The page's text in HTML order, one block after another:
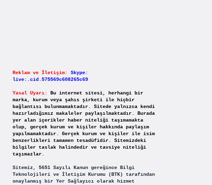
Reklam ve İletişim:
Skype:
live:.cid.575569c608265c69
Yasal Uyarı:
Bu internet sitesi, herhangi bir
marka, kurum veya şahıs şirketi ile hiçbir
bağlantısı bulunmamaktadır. Sitede yalnızca kendi
hazırladığımız makaleler paylaşılmaktadır. Burada
yer alan içerikler haber niteliği taşımamakta
olup, gerçek kurum ve kişiler hakkında paylaşım
yapılmamaktadır. Gerçek kurum ve kişiler ile isim
benzerlikleri tamamen tesadüfidir. Sitemizdeki
bilgiler taslak halindedir ve tavsiye niteliği
taşımazlar.
Sitemiz, 5651 Sayılı Kanun gereğince Bilgi
Teknolojileri ve İletişim Kurumu (BTK) tarafından
onaylanmış bir Yer Sağlayıcı olarak hizmet